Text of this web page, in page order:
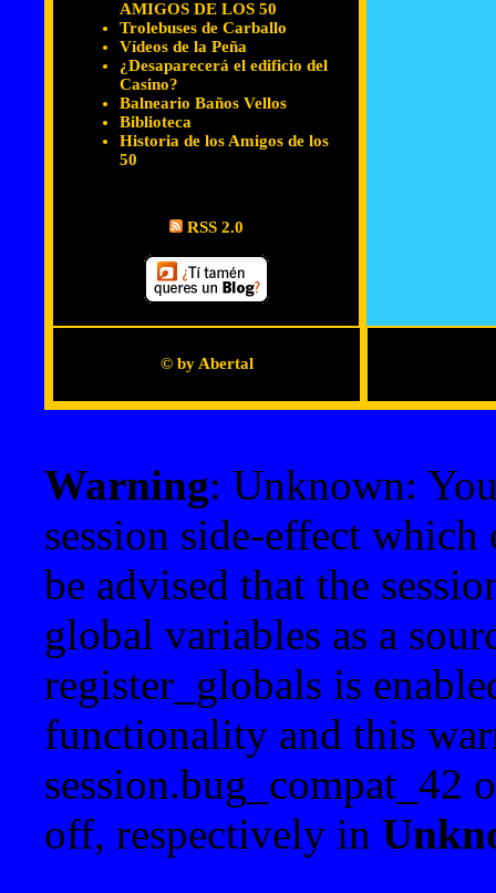
AMIGOS DE LOS 50
Trolebuses de Carballo
Vídeos de la Peña
¿Desaparecerá el edificio del
Casino?
Balneario Baños Vellos
Biblioteca
Historia de los Amigos de los
50
RSS 2.0
© by Abertal
Warning: Unknown:
session side-effect
be advised that the
global variables as a
register_globals is
functionality and this
session.bug_compat_42
off, respectively in